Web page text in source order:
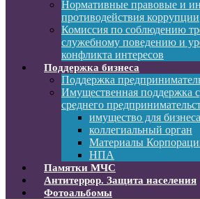
Нормативные правовые и
противодействия коррупции
Комиссия по соблюдению
служебному поведению и
конфликта интересов
Поддержка бизнеса
Поддержка
Имущественная поддержка
среднего
имущество для бизнеса
коллегиальный орган
Материалы
НПА
Памятки МЧС
Антитеррор. Защита населения
Фотоальбомы